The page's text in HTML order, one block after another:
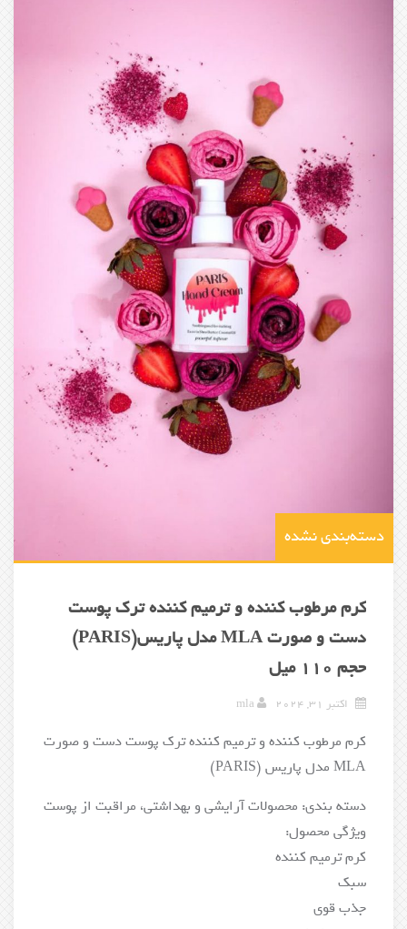
دسته‌بندی نشده
کرم مرطوب کننده و ترمیم کننده ترک پوست
دست و صورت MLA مدل پاریس(PARIS)
حجم 110 میل
اکتبر 31, 2024 mla
کرم مرطوب کننده و ترمیم کننده ترک پوست دست و صورت
MLA مدل پاریس (PARIS)
دسته بندی: محصولات آرایشی و بهداشتی، مراقبت از پوست
ویژگی محصول:
کرم ترمیم کننده
سبک
جذب قوی